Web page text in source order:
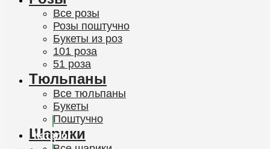
Каталог
Все розы
Розы поштучно
Букеты из роз
101 роза
51 роза
Тюльпаны
Все тюльпаны
Букеты
Поштучно
Шарики